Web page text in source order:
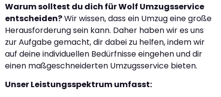
Warum solltest du dich für Wolf Umzugsservice
entscheiden?Wir wissen, dass ein Umzug eine große
Herausforderung sein kann. Daher haben wir es uns
zur Aufgabe gemacht, dir dabei zu helfen, indem wir
auf deine individuellen Bedürfnisse eingehen und dir
einen maßgeschneiderten Umzugsservice bieten.
Unser Leistungsspektrum umfasst: